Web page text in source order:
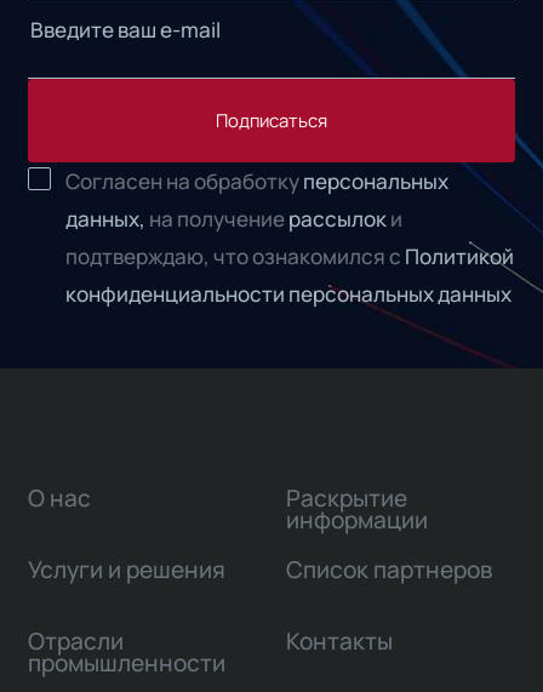
Подписаться
Согласен на обработкуперсональных
данных, на получениерассылок и
подтверждаю, что ознакомился с Политикой
конфиденциальности персональных данных
О нас
Услуги и решения
Отрасли
промышленности
Раскрытие
информации
Список партнеров
Контакты